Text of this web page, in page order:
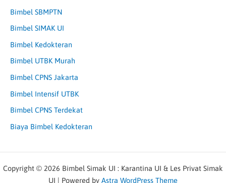
Bimbel SBMPTN
Bimbel SIMAK UI
Bimbel Kedokteran
Bimbel UTBK Murah
Bimbel CPNS Jakarta
Bimbel Intensif UTBK
Bimbel CPNS Terdekat
Biaya Bimbel Kedokteran
Copyright © 2026 Bimbel Simak UI : Karantina UI & Les Privat Simak
UI | Powered by Astra WordPress Theme